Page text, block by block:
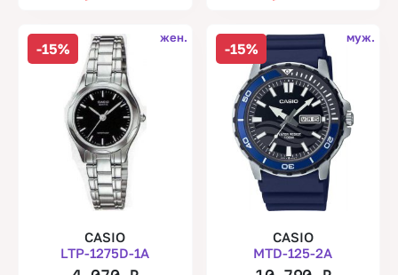
-15%
жен.
CASIO
LTP-1275D-1A
-15%
муж.
CASIO
MTD-125-2A